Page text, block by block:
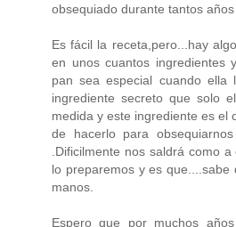
obsequiado durante tantos años
Es fácil la receta,pero...hay
en unos cuantos ingredientes
pan sea especial cuando ella
ingrediente secreto que solo
medida y este ingrediente es el
de hacerlo para
.Dificilmente nos saldrá como
lo preparemos y es
manos.
Espero que por muchos